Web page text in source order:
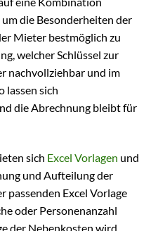
die Besonderheiten der
Mieter bestmöglich zu
welcher Schlüssel zur
nachvollziehbar und im
lassen sich
die Abrechnung bleibt für
sich Excel Vorlagen und
und Aufteilung der
Excel Vorlage
oder Personenanzahl
der Nebenkosten wird